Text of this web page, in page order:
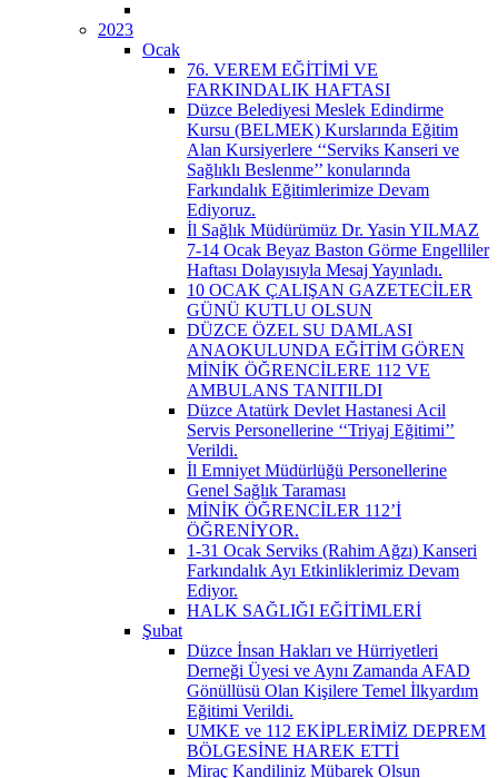
2023
Ocak
76. VEREM EĞİTİMİ VE
FARKINDALIK HAFTASI
Düzce Belediyesi Meslek Edindirme
Kursu (BELMEK) Kurslarında Eğitim
Alan Kursiyerlere ‘‘Serviks Kanseri ve
Sağlıklı Beslenme’’ konularında
Farkındalık Eğitimlerimize Devam
Ediyoruz.
İl Sağlık Müdürümüz Dr. Yasin YILMAZ
7-14 Ocak Beyaz Baston Görme Engelliler
Haftası Dolayısıyla Mesaj Yayınladı.
10 OCAK ÇALIŞAN GAZETECİLER
GÜNÜ KUTLU OLSUN
DÜZCE ÖZEL SU DAMLASI
ANAOKULUNDA EĞİTİM GÖREN
MİNİK ÖĞRENCİLERE 112 VE
AMBULANS TANITILDI
Düzce Atatürk Devlet Hastanesi Acil
Servis Personellerine ‘‘Triyaj Eğitimi’’
Verildi.
İl Emniyet Müdürlüğü Personellerine
Genel Sağlık Taraması
MİNİK ÖĞRENCİLER 112’İ
ÖĞRENİYOR.
1-31 Ocak Serviks (Rahim Ağzı) Kanseri
Farkındalık Ayı Etkinliklerimiz Devam
Ediyor.
HALK SAĞLIĞI EĞİTİMLERİ
Şubat
Düzce İnsan Hakları ve Hürriyetleri
Derneği Üyesi ve Aynı Zamanda AFAD
Gönüllüsü Olan Kişilere Temel İlkyardım
Eğitimi Verildi.
UMKE ve 112 EKİPLERİMİZ DEPREM
BÖLGESİNE HAREK ETTİ
Miraç Kandiliniz Mübarek Olsun